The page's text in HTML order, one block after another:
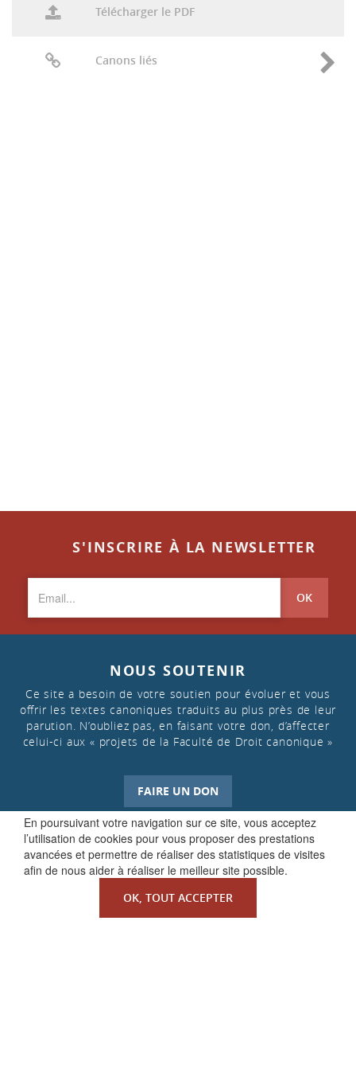
En poursuivant votre navigation sur ce site, vous acceptez
l’utilisation de cookies pour vous proposer des prestations
avancées et permettre de réaliser des statistiques de visites
afin de nous aider à réaliser le meilleur site possible.
OK, TOUT ACCEPTER
Télécharger le PDF
Canons liés
S'INSCRIRE À LA NEWSLETTER
OK
NOUS SOUTENIR
Ce site a besoin de votre soutien pour évoluer et vous
offrir les textes canoniques traduits au plus près de leur
parution. N’oubliez pas, en faisant votre don, d’affecter
celui-ci aux « projets de la Faculté de Droit canonique »
FAIRE UN DON